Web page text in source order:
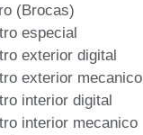
(Brocas)
especial
exterior digital
exterior mecanico
interior digital
interior mecanico